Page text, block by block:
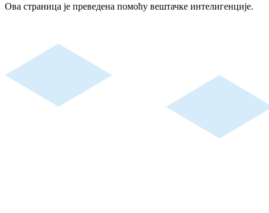
Ова страница је преведена помоћу вештачке интелигенције.